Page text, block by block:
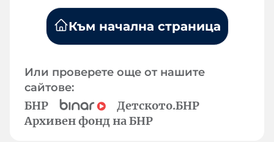
Към начална страница
Или проверете още от нашите
сайтове:
БНР
Детското.БНР
Архивен фонд на БНР